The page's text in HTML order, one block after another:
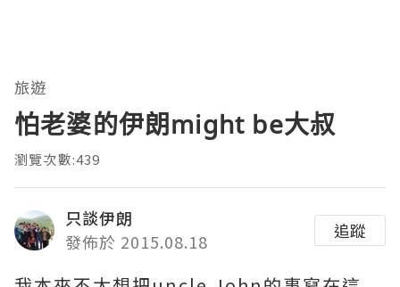
旅遊
怕老婆的伊朗might be大叔
瀏覽次數:439
只談伊朗
發佈於 2015.08.18
追蹤